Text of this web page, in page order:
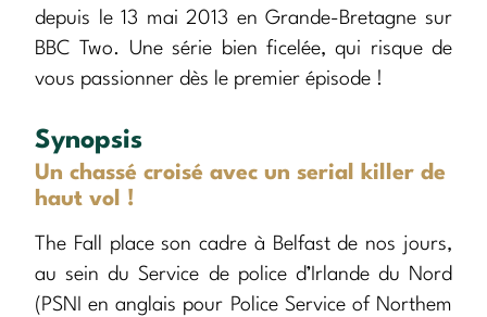
depuis le 13 mai 2013 en Grande-Bretagne sur
BBC Two. Une série bien ficelée, qui risque de
vous passionner dès le premier épisode !
Synopsis
Un chassé croisé avec un serial killer de
haut vol !
The Fall place son cadre à Belfast de nos jours,
au sein du Service de police d’Irlande du Nord
(PSNI en anglais pour Police Service of Northem